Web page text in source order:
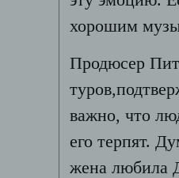
хорошим
Продюсер
важно, что
его терпят.
жена любила